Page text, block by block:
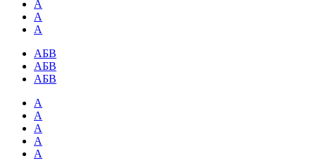
А
А
А
АБВ
АБВ
АБВ
А
А
А
А
А